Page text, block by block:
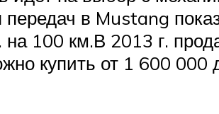
передач в Mustang
100 км.В 2013 г.
купить от 1 600 000